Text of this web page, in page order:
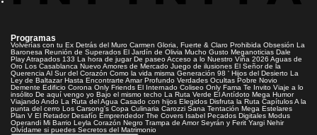
Programas
Volverías con tu Ex Detrás del Muro Carmen Gloria, Fuerte & Claro Prohibida Obsesión La
Baronesa Reunión de Superados El Jardín de Olivia Mucho Gusto Meganoticias Dale
PlayAtrapados 133 La hora de jugar De paseoAcceso a lo Nuestro Viña 2026 Aguas de
Oro Los Casablanca Nuevo Amores de Mercado Juego de ilusiones El Señor de la
Querencia Al Sur del Corazón Como la vida misma Generación 98 ' Hijos del Desierto La
Ley de Baltazar Hasta Encontrarte Amar Profundo Verdades Ocultas Pobre Novio
Demente Edificio Corona Only Friends El Internado Coliseo Only Fama Te Invito Viaje a lo
insólito De aquí vengo yo Bajo el mismo techo La Ruta Verde El Antídoto Mega Humor
Viajando Ando La Ruta del Agua Casado con hijos Elegidos Disfruta la Ruta CapítulosA la
punta del cerro Los Carsong's Copa Culinaria Carozzi Sana Tentación Mega Estelares
Plan V El Retador Desafío Emprendedor The Covers Isabel Pecados Digitales Modus
Operandi Mi Barrio Leyla Corazón Negro Trampa de Amor Seyrán y Ferit Yargi Nehir
Olvídame si puedes Secretos del Matrimonio